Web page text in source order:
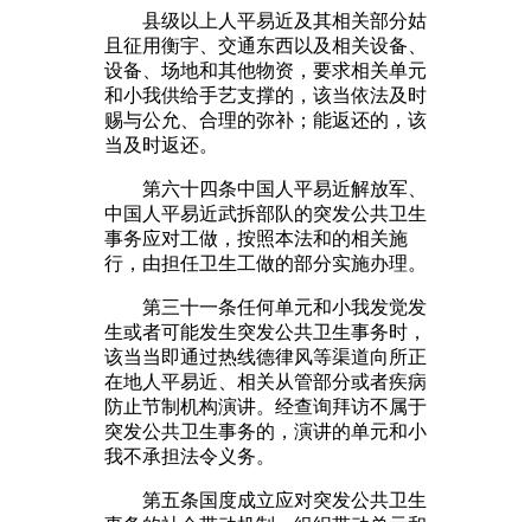
县级以上人平易近及其相关部分姑
且征用衡宇、交通东西以及相关设备、
设备、场地和其他物资，要求相关单元
和小我供给手艺支撑的，该当依法及时
赐与公允、合理的弥补；能返还的，该
当及时返还。
第六十四条中国人平易近解放军、
中国人平易近武拆部队的突发公共卫生
事务应对工做，按照本法和的相关施
行，由担任卫生工做的部分实施办理。
第三十一条任何单元和小我发觉发
生或者可能发生突发公共卫生事务时，
该当当即通过热线德律风等渠道向所正
在地人平易近、相关从管部分或者疾病
防止节制机构演讲。经查询拜访不属于
突发公共卫生事务的，演讲的单元和小
我不承担法令义务。
第五条国度成立应对突发公共卫生